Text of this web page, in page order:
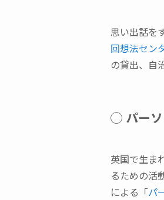
思い出話を
回想法セン
の貸出、自
◯ パーソ
英国で生ま
るための活
による「パ